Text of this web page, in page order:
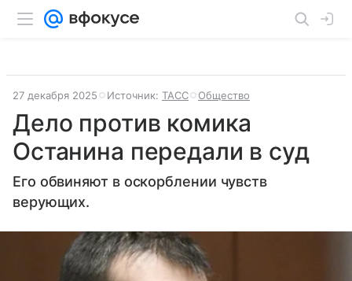
27 декабря 2025 Источник: ТАСС Общество
Дело против комика
Останина передали в суд
Его обвиняют в оскорблении чувств
верующих.